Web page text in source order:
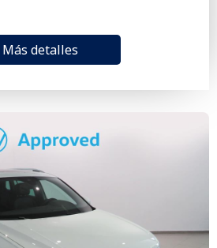
Más detalles